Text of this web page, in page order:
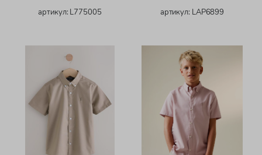
артикул: L775005 артикул: LAP6899